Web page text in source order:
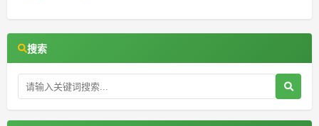
搜索